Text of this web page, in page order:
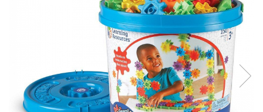
Seturi de pictura pentru copii
Tatuaje Copii
Nisip kinetic